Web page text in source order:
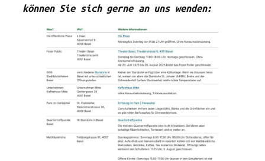
können Sie sich gerne an uns wenden: